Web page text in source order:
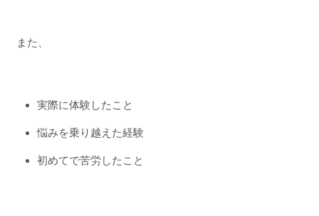
また、
実際に体験したこと
悩みを乗り越えた経験
初めてで苦労したこと